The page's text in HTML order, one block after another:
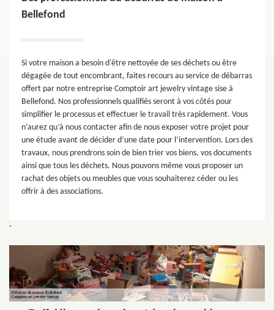
Bellefond
Si votre maison a besoin d'être nettoyée de ses déchets ou être
dégagée de tout encombrant, faites recours au service de débarras
offert par notre entreprise Comptoir art jewelry vintage sise à
Bellefond. Nos professionnels qualifiés seront à vos côtés pour
simplifier le processus et effectuer le travail très rapidement. Vous
n’aurez qu’à nous contacter afin de nous exposer votre projet pour
une étude avant de décider d’une date pour l’intervention. Lors des
travaux, nous prendrons soin de bien trier vos biens, vos documents
ainsi que tous les déchets. Nous pouvons même vous proposer un
rachat des objets ou meubles que vous souhaiterez céder ou les
offrir à des associations.
-